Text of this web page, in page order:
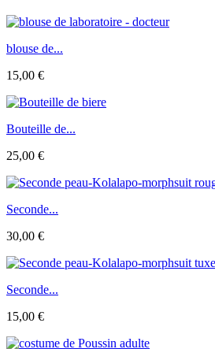
blouse de...
15,00 €
Bouteille de...
25,00 €
Seconde...
30,00 €
Seconde...
15,00 €